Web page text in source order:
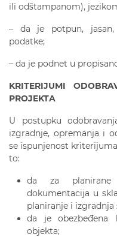
ili odštampanom),
– da je potpun, jasan,
podatke;
– da je podnet u
KRITERIJUMI
PROJEKTA
U postupku
izgradnje, opremanja i
se ispunjenost
to:
da za planirane
dokumentacija u
planiranje i
da je obezbeđena
objekta;